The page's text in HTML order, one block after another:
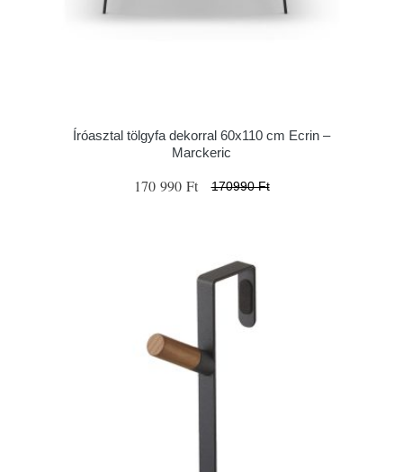
Íróasztal tölgyfa dekorral 60x110 cm Ecrin –
Marckeric
170 990 Ft 170990 Ft